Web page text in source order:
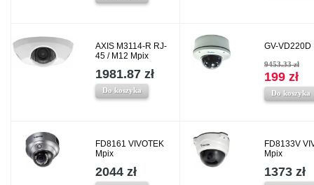
AXIS M3114-R RJ-
45 / M12 Mpix
1981.87 zł
Do koszyka
GV-VD220D
9453.33 zł
199 zł
Do koszyka
FD8161 VIVOTEK
Mpix
2044 zł
FD8133V
Mpix
1373 zł